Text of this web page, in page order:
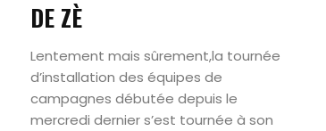
DE ZÈ
Lentement mais sûrement,la tournée
d’installation des équipes de
campagnes débutée depuis le
mercredi dernier s’est tournée à son